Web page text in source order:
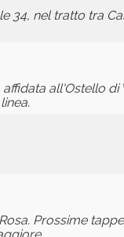
34, nel tratto tra
all'Ostello di
Prossime